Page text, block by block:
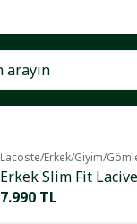
Lacoste/Erkek/Giyim/
Erkek Slim Fit
7.990 TL